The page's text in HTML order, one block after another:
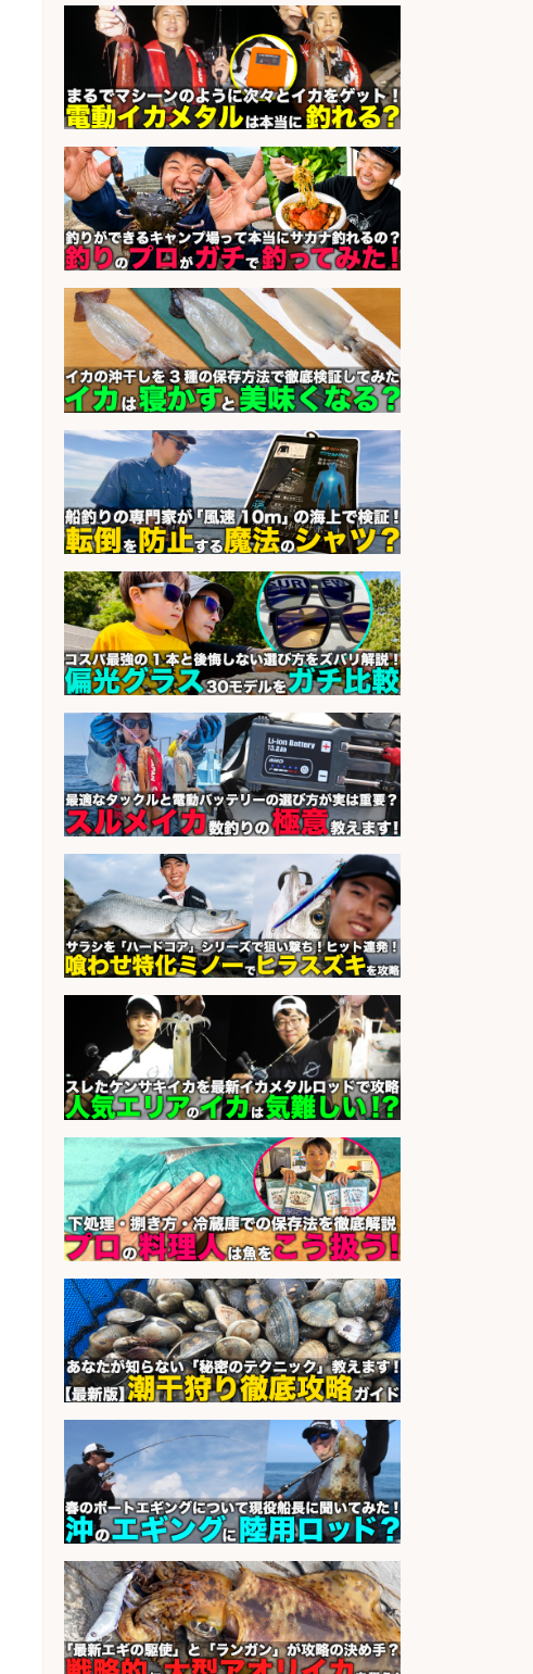
補募集
会社名 酒場あらかぶ 酒場あらかぶ
sponsored by 求人ボックス
業10時間/経験者歓迎
会社名 広松久水産株式会社
sponsored by 求人ボックス
フィッシング用品の「製品開発設
計」
会社名 メガバス株式会社
sponsored by 求人ボックス
福岡/未経験歓迎「ルート営業」/釣
り好き歓迎/インセンティブ
会社名 広松久水産株式会社
sponsored by 求人ボックス
レジ打ち/日払いOK/おさかなの三枚
おろし/新潟県/小千谷市
会社名 株式会社G&G
sponsored by 求人ボックス
魚の「バイヤー」貴方の目利きでヒ
ットを生む、裁量バイヤー募集
会社名 株式会社コムライン
さらに求人情報を見る